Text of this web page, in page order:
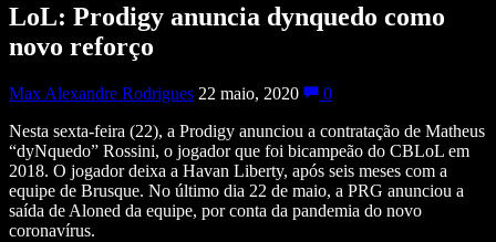
LoL: Prodigy anuncia dynquedo como
novo reforço
Max Alexandre Rodrigues 22 maio, 2020
0
Nesta sexta-feira (22), a Prodigy anunciou a contratação de Matheus
“dyNquedo” Rossini, o jogador que foi bicampeão do CBLoL em
2018. O jogador deixa a Havan Liberty, após seis meses com a
equipe de Brusque. No último dia 22 de maio, a PRG anunciou a
saída de Aloned da equipe, por conta da pandemia do novo
coronavírus.